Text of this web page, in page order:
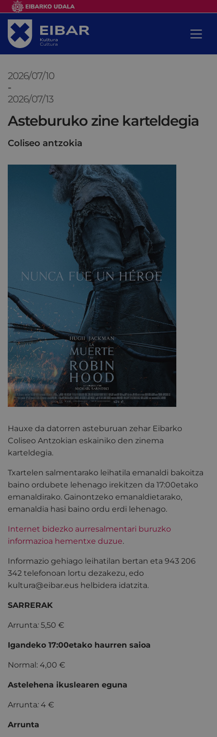
2026/07/10
-
2026/07/13
Asteburuko zine karteldegia
Coliseo antzokia
Hauxe da datorren asteburuan zehar Eibarko
Coliseo Antzokian eskainiko den zinema
karteldegia.
Txartelen salmentarako leihatila emanaldi bakoitza
baino ordubete lehenago irekitzen da 17:00etako
emanaldirako. Gainontzeko emanaldietarako,
emanaldia hasi baino ordu erdi lehenago.
Internet bidezko aurresalmentari buruzko
informazioa hementxe duzue.
Informazio gehiago leihatilan bertan eta 943 206
342 telefonoan lortu dezakezu, edo
kultura@eibar.eus helbidera idatzita.
SARRERAK
Arrunta: 5,50 €
Igandeko 17:00etako haurren saioa
Normal: 4,00 €
Astelehena ikuslearen eguna
Arrunta: 4 €
Arrunta